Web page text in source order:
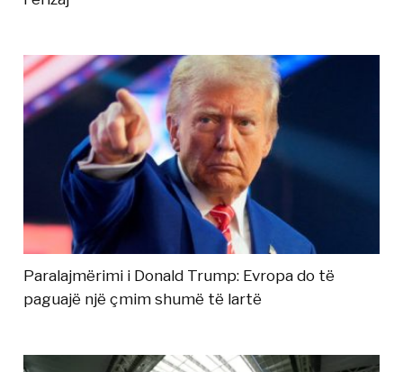
Paralajmërimi i Donald Trump: Evropa do të
paguajë një çmim shumë të lartë